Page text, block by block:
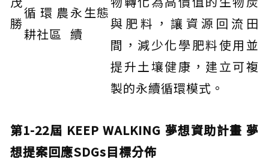
勝
循環農
耕社區
永
續
生態
與肥料，讓資源回流田
間，減少化學肥料使用並
提升土壤健康，建立可複
製的永續循環模式。
第1-22屆 KEEP WALKING 夢想資助計畫 夢
想提案回應SDGs目標分佈